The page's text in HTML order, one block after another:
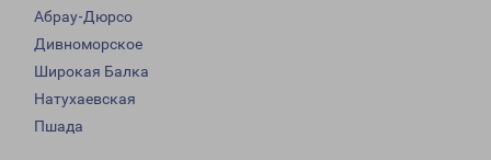
Абрау-Дюрсо
Дивноморское
Широкая Балка
Натухаевская
Пшада